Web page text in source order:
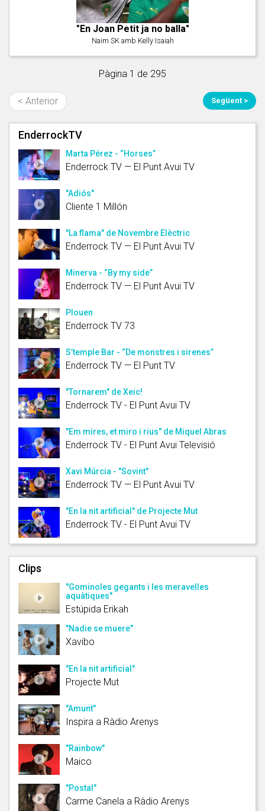
"En Joan Petit ja no balla"
Naim SK amb Kelly Isaiah
Pàgina 1 de 295
< Anterior Següent >
EnderrockTV
Marta Pérez - “Horses”
Enderrock TV — El Punt Avui TV
"Adiós"
Cliente 1 Millón
"La flama" de Novembre Elèctric
Enderrock TV — El Punt Avui TV
Minerva - “By my side”
Enderrock TV — El Punt Avui TV
Plouen
Enderrock TV 73
S’temple Bar - “De monstres i sirenes”
Enderrock TV — El Punt TV
"Tornarem" de Xeic!
Enderrock TV - El Punt Avui TV
"Em mires, et miro i rius" de Miquel Abras
Enderrock TV - El Punt Avui Televisió
Xavi Múrcia - "Sovint"
Enderrock TV — El Punt Avui TV
"En la nit artificial" de Projecte Mut
Enderrock TV - El Punt Avui TV
Clips
"Gominoles gegants i les meravelles
aquàtiques"
Estúpida Erikah
"Nadie se muere"
Xavibo
"En la nit artificial"
Projecte Mut
"Amunt"
Inspira a Ràdio Arenys
"Rainbow"
Maico
"Postal"
Carme Canela a Ràdio Arenys